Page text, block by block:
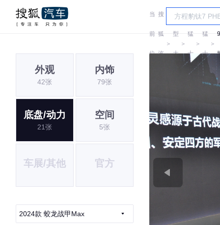
当
前
位
搜
狐
汽
＞
车
型
大
＞
猛
士
＞
猛
士
＞
外观
42张
内饰
79张
底盘/动力
21张
空间
5张
车展/其他 官方
2024款 蛟龙战甲Max